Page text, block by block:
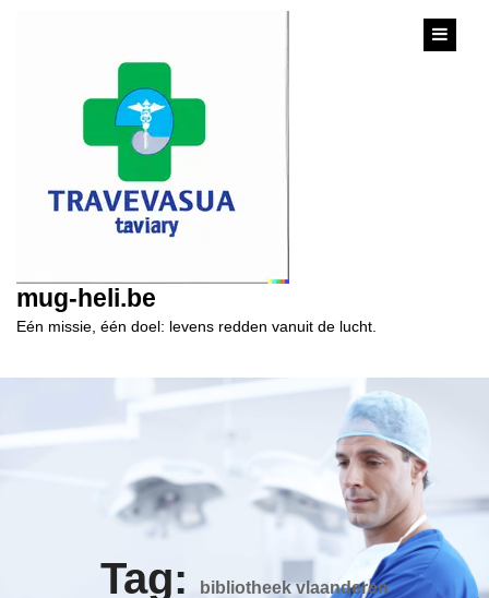
mug-heli.be
Eén missie, één doel: levens redden vanuit de lucht.
Tag: bibliotheek vlaanderen